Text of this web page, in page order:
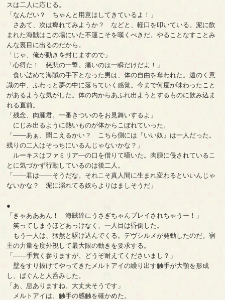
スは二人に応じる。
「なんだい？ ちゃんと用意はしてきているよ！」
さあて、次は痺れてみようか？ などと、軽口を叩いている。泥に飲
まれた海賊はこの場にいた不運こそを嘆くべきだ。やることなすことみ
んな裏目に出るのだから。
「じゃ、俺が動きを封じますので」
「心得た！ 慈悲の一撃。痛いのは一瞬だけだよ！」
食い詰めて海賊の手下となった男は、体の自由を奪われた。遠のく意
識の中、ふわっと夢の中に落ちていく感覚。今まで何度か味わったこと
があるような気がした。体の内からあふれ出ようとするものに飲み込ま
れる直前。
「残念、肉腫君。一番きついのをお見舞いするよ」
にじみ出るように熱いものが体からこぼれていった。
「――あぁ、聞こえるかい？ こちら側には『いい奴』は一人だった。
残りの二人はそっちにいるんじゃないかな？」
ルーキスはファミリア―の口を借りて囁いた。肉腫に侵されているこ
とに気づかず行動しているのは後二人。
「――君は――そうだな。それこそ真人間に生まれ変わるといいんじゃ
ないかな？ 泥に溺れてる奴らよりはましそうだ」
●
「きゃあああん！ 海賊達にうさぎちゃんプレイされちゃうー！」
笑ってしまうほどあっけなく、一人目は昏倒した。
もう一人は、猛然と駆け込んでくる。デヴシルメが発動したのだ。宿
主の力量を度外視して最大限の動きを要求する。
「――手荒く参りますが、どうぞ耐えてくださいまし？」
壁をすり抜けてやってきたメルトアイの繰り出す触手が大顎を形成
し、ばぐんと人呑みした。
「あ、息ありますね。大丈夫そうです」
メルトアイは、触手の感触を確かめた。